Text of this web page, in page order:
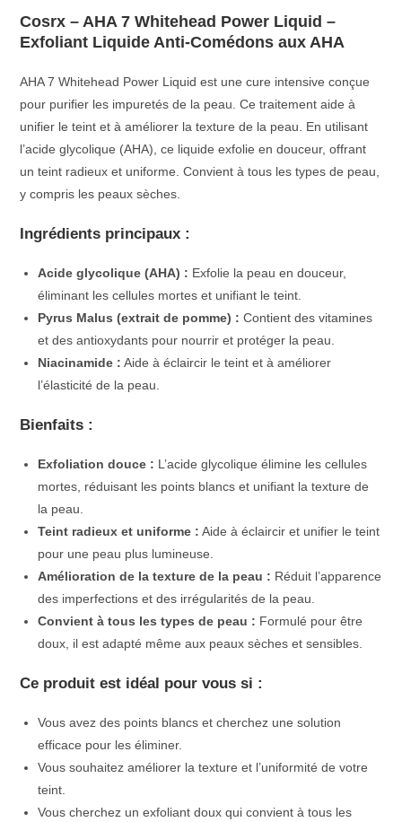
Cosrx – AHA 7 Whitehead Power Liquid –
Exfoliant Liquide Anti-Comédons aux AHA
AHA 7 Whitehead Power Liquid est une cure intensive conçue
pour purifier les impuretés de la peau. Ce traitement aide à
unifier le teint et à améliorer la texture de la peau. En utilisant
l’acide glycolique (AHA), ce liquide exfolie en douceur, offrant
un teint radieux et uniforme. Convient à tous les types de peau,
y compris les peaux sèches.
Ingrédients principaux :
Acide glycolique (AHA) : Exfolie la peau en douceur,
éliminant les cellules mortes et unifiant le teint.
Pyrus Malus (extrait de pomme) : Contient des vitamines
et des antioxydants pour nourrir et protéger la peau.
Niacinamide : Aide à éclaircir le teint et à améliorer
l’élasticité de la peau.
Bienfaits :
Exfoliation douce : L’acide glycolique élimine les cellules
mortes, réduisant les points blancs et unifiant la texture de
la peau.
Teint radieux et uniforme : Aide à éclaircir et unifier le teint
pour une peau plus lumineuse.
Amélioration de la texture de la peau : Réduit l’apparence
des imperfections et des irrégularités de la peau.
Convient à tous les types de peau : Formulé pour être
doux, il est adapté même aux peaux sèches et sensibles.
Ce produit est idéal pour vous si :
Vous avez des points blancs et cherchez une solution
efficace pour les éliminer.
Vous souhaitez améliorer la texture et l’uniformité de votre
teint.
Vous cherchez un exfoliant doux qui convient à tous les